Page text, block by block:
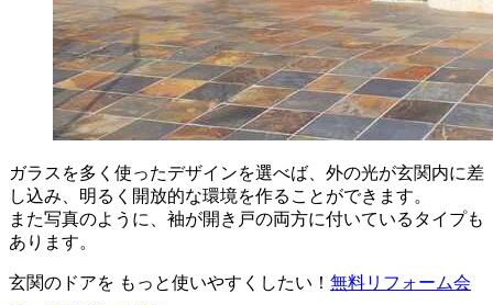
ガラスを多く使ったデザインを選べば、外の光が玄関内に差
し込み、明るく開放的な環境を作ることができます。
また写真のように、袖が開き戸の両方に付いているタイプも
あります。
玄関のドアを もっと使いやすくしたい！ 無料リフォーム会